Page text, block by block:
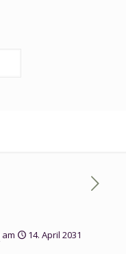
am 14. April 2031